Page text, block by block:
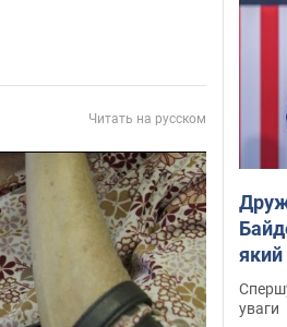
Читать на русском
який
уваги